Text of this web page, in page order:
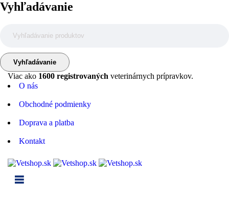
Vyhľadávanie
Viac ako 1600 registrovaných veterinárnych prípravkov.
O nás
Obchodné podmienky
Doprava a platba
Kontakt